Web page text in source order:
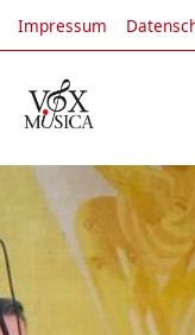
Impressum